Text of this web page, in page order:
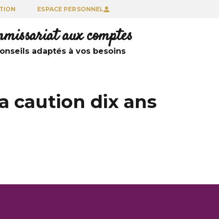
ESPACE PERSONNEL
aux comptes
adaptés à vos besoins
caution dix ans